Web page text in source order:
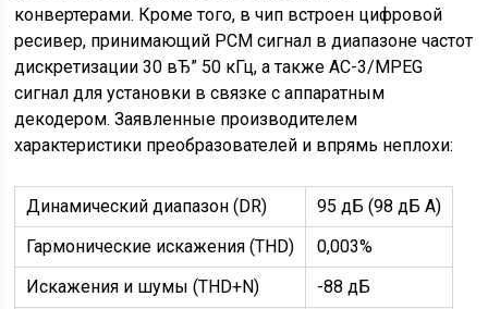
конвертерами. Кроме того, в чип встроен цифровой
ресивер, принимающий PCM сигнал в диапазоне частот
дискретизации 30 вЂ” 50 кГц, а также AC-3/MPEG
сигнал для установки в связке с аппаратным
декодером. Заявленные производителем
характеристики преобразователей и впрямь неплохи:
Динамический диапазон (DR)
95 дБ (98 дБ А)
Гармонические искажения (THD)
0,003%
Искажения и шумы (THD+N)
-88 дБ